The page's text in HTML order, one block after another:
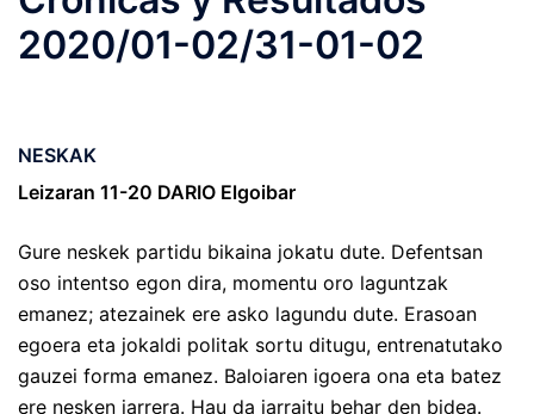
2020/01-02/31-01-02
NESKAK
Leizaran 11-20 DARIO Elgoibar
Gure neskek partidu bikaina jokatu dute. Defentsan
oso intentso egon dira, momentu oro laguntzak
emanez; atezainek ere asko lagundu dute. Erasoan
egoera eta jokaldi politak sortu ditugu, entrenatutako
gauzei forma emanez. Baloiaren igoera ona eta batez
ere nesken jarrera. Hau da jarraitu behar den bidea.